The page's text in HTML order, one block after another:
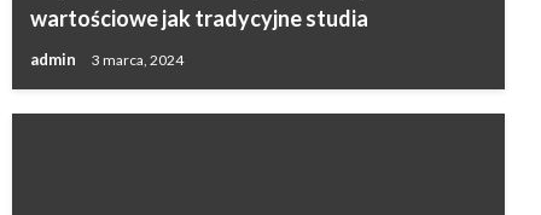
wartościowe jak tradycyjne studia
admin 3 marca, 2024